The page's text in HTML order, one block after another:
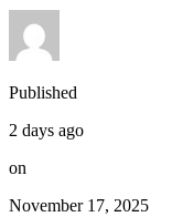
Published
2 days ago
on
November 17, 2025